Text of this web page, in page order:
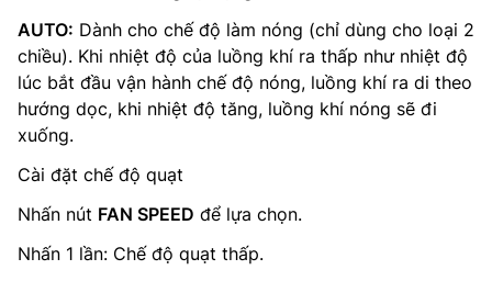
AUTO: Dành cho chế độ làm nóng (chỉ dùng cho loại 2
chiều). Khi nhiệt độ của luồng khí ra thấp như nhiệt độ
lúc bắt đầu vận hành chế độ nóng, luồng khí ra di theo
hướng dọc, khi nhiệt độ tăng, luồng khí nóng sẽ đi
xuống.
Cài đặt chế độ quạt
Nhấn nút FAN SPEED để lựa chọn.
Nhấn 1 lần: Chế độ quạt thấp.